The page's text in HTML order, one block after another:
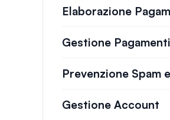
Elaborazione
Gestione Pagamenti
Prevenzione Spam
Gestione Account